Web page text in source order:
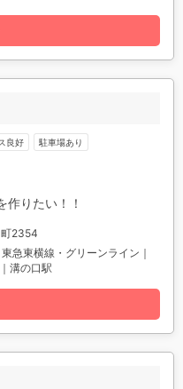
良好 駐車場あり
作りたい！！
2354
急東横線・グリーンライン｜
溝の口駅